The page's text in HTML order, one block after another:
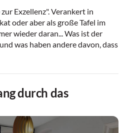
Exzellenz". Verankert in
oder aber als große Tafel im
wieder daran... Was ist der
was haben andere davon, dass
durch das